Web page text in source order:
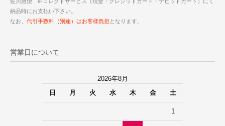
納品時にお支払い下さい。
なお、 代引手数料（別途）はお客様負担 となります。
営業日について
2026年8月
日
月 火 水 木 金 土
1